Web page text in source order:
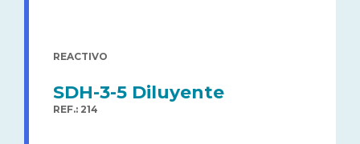
REACTIVO
SDH-3-5 Diluyente
REF.: 214